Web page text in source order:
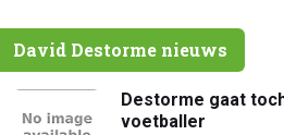
David Destorme nieuws
Destorme gaat
voetballer